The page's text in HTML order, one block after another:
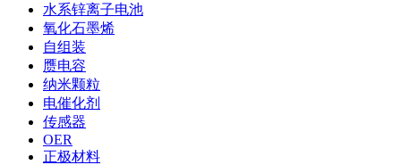
水系锌离子电池
氧化石墨烯
自组装
赝电容
纳米颗粒
电催化剂
传感器
OER
正极材料